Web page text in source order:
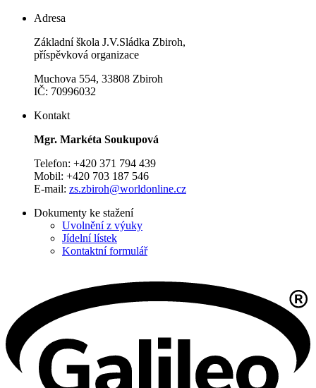
Adresa
Základní škola J.V.Sládka Zbiroh,
příspěvková organizace
Muchova 554, 33808 Zbiroh
IČ: 70996032
Kontakt
Mgr. Markéta Soukupová
Telefon: +420 371 794 439
Mobil: +420 703 187 546
E-mail: zs.zbiroh@worldonline.cz
Dokumenty ke stažení
Uvolnění z výuky
Jídelní lístek
Kontaktní formulář